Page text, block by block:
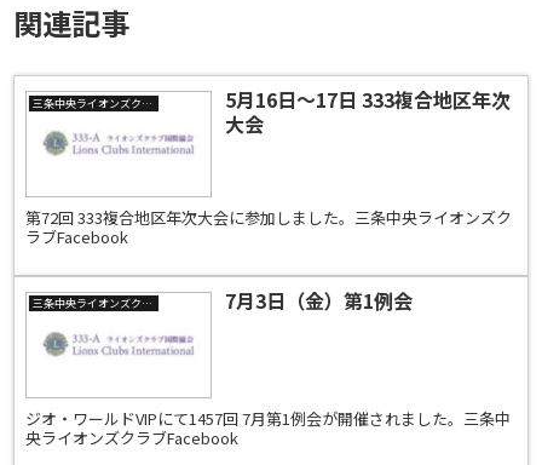
関連記事
三条中央ライオンズクラブ
5月16日～17日 333複合地区年次
大会
第72回 333複合地区年次大会に参加しました。三条中央ライオンズク
ラブFacebook
三条中央ライオンズクラブ 7月3日（金）第1例会
ジオ・ワールドVIPにて1457回 7月第1例会が開催されました。三条中
央ライオンズクラブFacebook